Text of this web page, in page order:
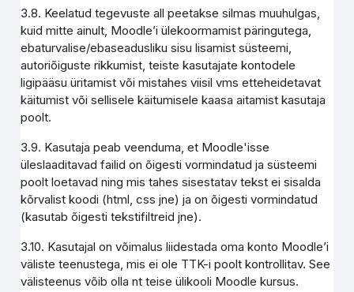
3.8. Keelatud tegevuste all peetakse silmas muuhulgas,
kuid mitte ainult, Moodle’i ülekoormamist päringutega,
ebaturvalise/ebaseadusliku sisu lisamist süsteemi,
autoriõiguste rikkumist, teiste kasutajate kontodele
ligipääsu üritamist või mistahes viisil vms etteheidetavat
käitumist või sellisele käitumisele kaasa aitamist kasutaja
poolt.
3.9. Kasutaja peab veenduma, et Moodle'isse
üleslaaditavad failid on õigesti vormindatud ja süsteemi
poolt loetavad ning mis tahes sisestatav tekst ei sisalda
kõrvalist koodi (html, css jne) ja on õigesti vormindatud
(kasutab õigesti tekstifiltreid jne).
3.10. Kasutajal on võimalus liidestada oma konto Moodle’i
väliste teenustega, mis ei ole TTK-i poolt kontrollitav. See
välisteenus võib olla nt teise ülikooli Moodle kursus.